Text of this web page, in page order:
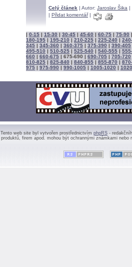
Celý článek | Autor: Jaroslav Šika |
| Přidat komentář|
| 0-15 | 15-30 | 30-45 | 45-60 | 60-75 | 75-90
180-195 | 195-210 | 210-225 | 225-240 |
345 | 345-360 | 360-375 | 375-390 | 390-405
495-510 | 510-525 | 525-540 | 540-555 |
660 | 660-675 | 675-690 | 690-705 | 705-720
810-825 | 825-840 | 840-855 | 855-870 |
975 | 975-990 | 990-1005 | 1005-1020 |
Tento web site byl vytvořen prostřednictvím phpRS -
produktů, firem apod. mohou být ochrannými známkami